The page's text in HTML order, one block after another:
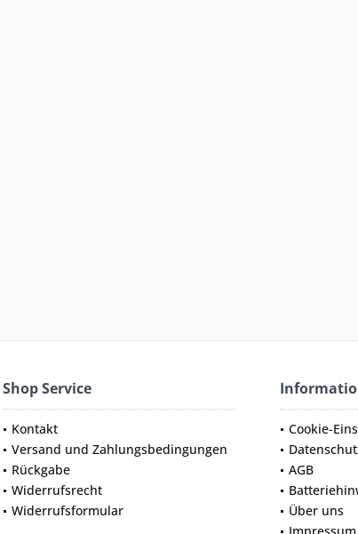
Shop Service
Kontakt
Versand und Zahlungsbedingungen
Rückgabe
Widerrufsrecht
Widerrufsformular
Cookie-
AGB
Über uns
Impressum